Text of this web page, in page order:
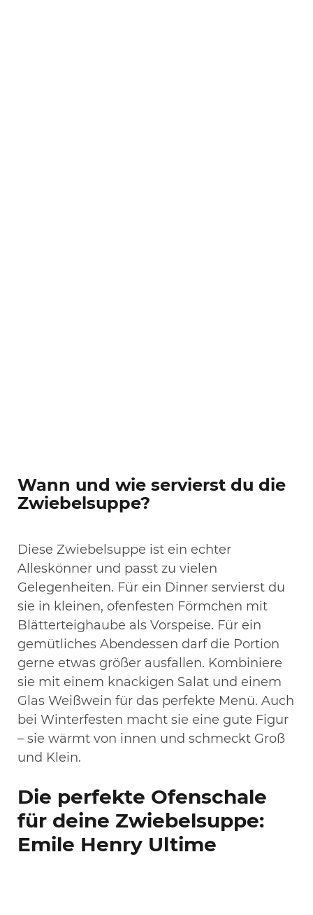
Wann und wie servierst du die
Zwiebelsuppe?
Diese Zwiebelsuppe ist ein echter
Alleskönner und passt zu vielen
Gelegenheiten. Für ein Dinner servierst du
sie in kleinen, ofenfesten Förmchen mit
Blätterteighaube als Vorspeise. Für ein
gemütliches Abendessen darf die Portion
gerne etwas größer ausfallen. Kombiniere
sie mit einem knackigen Salat und einem
Glas Weißwein für das perfekte Menü. Auch
bei Winterfesten macht sie eine gute Figur
– sie wärmt von innen und schmeckt Groß
und Klein.
Die perfekte Ofenschale
für deine Zwiebelsuppe:
Emile Henry Ultime